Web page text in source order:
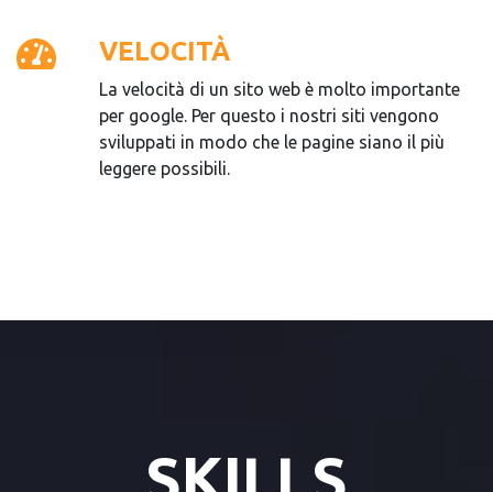
VELOCITÀ
La velocità di un sito web è molto importante
per google. Per questo i nostri siti vengono
sviluppati in modo che le pagine siano il più
leggere possibili.
SKILLS